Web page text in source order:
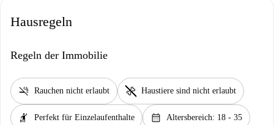
Hausregeln
Regeln der Immobilie
smoke_free Rauchen nicht erlaubt pet_supplies Haustiere sind nicht erlaubt
hail Perfekt für Einzelaufenthalte calendar_month Altersbereich: 18 - 35